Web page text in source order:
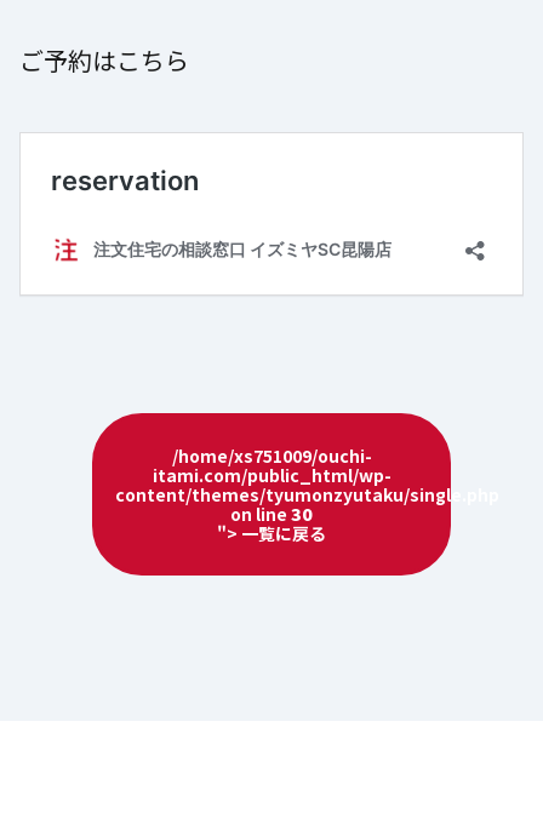
ご予約はこちら
/home/xs751009/ouchi-
itami.com/public_html/wp-
content/themes/tyumonzyutaku/single.php
on line 30
"> 一覧に戻る